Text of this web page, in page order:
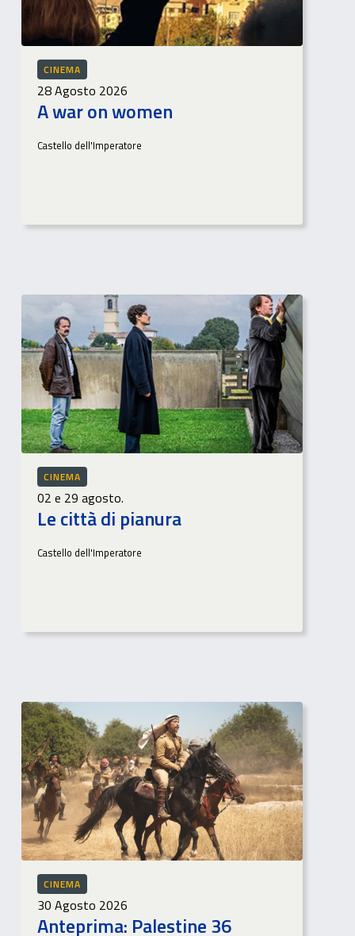
CINEMA
28 Agosto 2026
A war on women
Castello dell'Imperatore
CINEMA
02 e 29 agosto.
Le città di pianura
Castello dell'Imperatore
CINEMA
30 Agosto 2026
Anteprima: Palestine 36